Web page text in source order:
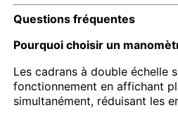
Questions fréquentes
Pourquoi choisir un
Les cadrans à double échelle
fonctionnement en affichant
simultanément, réduisant les